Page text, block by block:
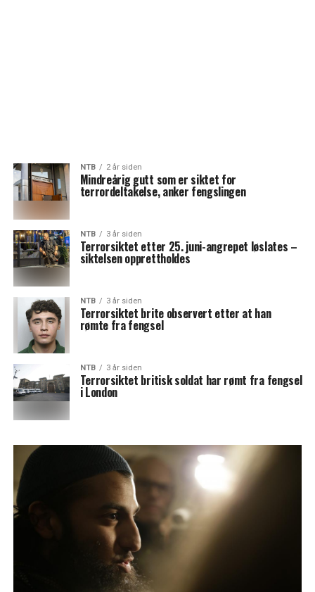
NTB 2 år siden
Mindreårig gutt som er siktet for
terrordeltakelse, anker fengslingen
NTB 3 år siden
Terrorsiktet etter 25. juni-angrepet løslates –
siktelsen opprettholdes
NTB 3 år siden
Terrorsiktet brite observert etter at han
rømte fra fengsel
NTB 3 år siden
Terrorsiktet britisk soldat har rømt fra fengsel
i London